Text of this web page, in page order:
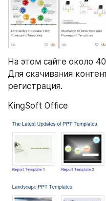
На этом сайте около
Для скачивания
регистрация.
KingSoft Office